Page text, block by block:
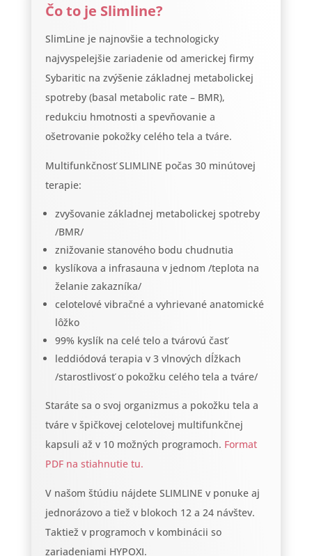
Čo to je Slimline?
SlimLine je najnovšie a technologicky
najvyspelejšie zariadenie od americkej firmy
Sybaritic na zvýšenie základnej metabolickej
spotreby (basal metabolic rate – BMR),
redukciu hmotnosti a spevňovanie a
ošetrovanie pokožky celého tela a tváre.
Multifunkčnosť SLIMLINE počas 30 minútovej
terapie:
zvyšovanie základnej metabolickej spotreby
/BMR/
znižovanie stanového bodu chudnutia
kyslíkova a infrasauna v jednom /teplota na
želanie zakazníka/
celotelové vibračné a vyhrievané anatomické
lôžko
99% kyslík na celé telo a tvárovú časť
leddiódová terapia v 3 vlnových dĺžkach
/starostlivosť o pokožku celého tela a tváre/
Staráte sa o svoj organizmus a pokožku tela a
tváre v špičkovej celotelovej multifunkčnej
kapsuli až v 10 možných programoch. Format
PDF na stiahnutie tu.
V našom štúdiu nájdete SLIMLINE v ponuke aj
jednorázovo a tiež v blokoch 12 a 24 návštev.
Taktiež v programoch v kombinácii so
zariadeniami HYPOXI.